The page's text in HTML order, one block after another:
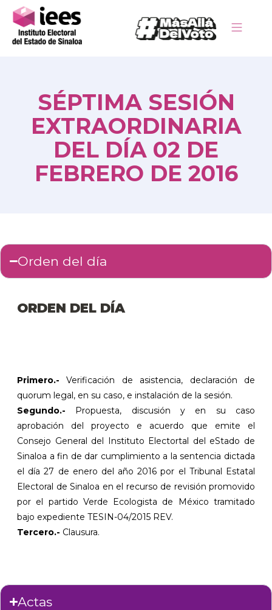
SÉPTIMA SESIÓN
EXTRAORDINARIA
DEL DÍA 02 DE
FEBRERO DE 2016
Orden del día
ORDEN DEL DÍA
Primero.- Verificación de asistencia, declaración de
quorum legal, en su caso, e instalación de la sesión.
Segundo.- Propuesta, discusión y en su caso
aprobación del proyecto e acuerdo que emite el
Consejo General del Instituto Electortal del eStado de
Sinaloa a fin de dar cumplimiento a la sentencia dictada
el día 27 de enero del año 2016 por el Tribunal Estatal
Electoral de Sinaloa en el recurso de revisión promovido
por el partido Verde Ecologista de México tramitado
bajo expediente TESIN-04/2015 REV.
Tercero.- Clausura.
Actas